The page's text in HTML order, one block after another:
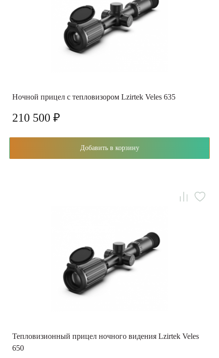
Ночной прицел с тепловизором Lzirtek Veles 635
210 500 ₽
Добавить в корзину
Тепловизионный прицел ночного видения Lzirtek Veles
650